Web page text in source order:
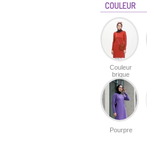
COULEUR
Couleur
brique
Pourpre